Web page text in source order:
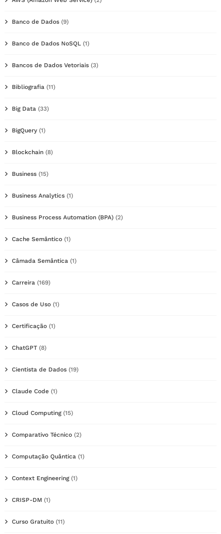
Banco de Dados (9)
Banco de Dados NoSQL (1)
Bancos de Dados Vetoriais (3)
Bibliografia (11)
Big Data (33)
BigQuery (1)
Blockchain (8)
Business (15)
Business Analytics (1)
Business Process Automation (BPA) (2)
Cache Semântico (1)
Câmada Semântica (1)
Carreira (169)
Casos de Uso (1)
Certificação (1)
ChatGPT (8)
Cientista de Dados (19)
Claude Code (1)
Cloud Computing(15)
Comparativo Técnico (2)
Computação Quântica (1)
Context Engineering(1)
CRISP-DM (1)
Curso Gratuito (11)